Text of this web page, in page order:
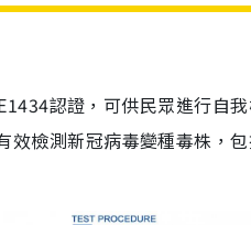
認證，可供民眾進行自
效檢測新冠病毒變種毒株，